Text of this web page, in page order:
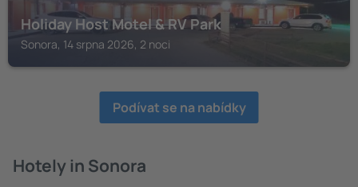
Holiday Host Motel & RV Park
Sonora, 14 srpna 2026, 2 noci
Podívat se na nabídky
Hotely in Sonora